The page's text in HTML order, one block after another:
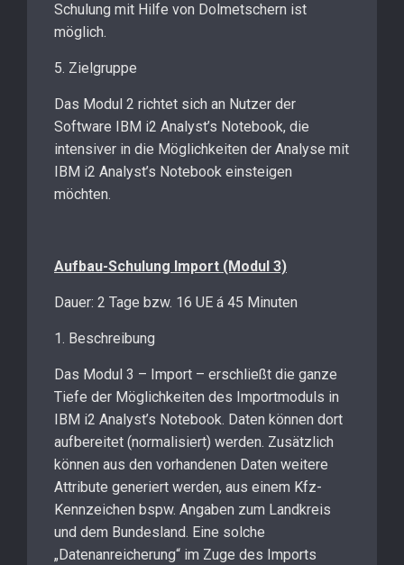
Schulung mit Hilfe von Dolmetschern ist
möglich.
5. Zielgruppe
Das Modul 2 richtet sich an Nutzer der
Software IBM i2 Analyst’s Notebook, die
intensiver in die Möglichkeiten der Analyse mit
IBM i2 Analyst’s Notebook einsteigen
möchten.
Aufbau-Schulung Import (Modul 3)
Dauer: 2 Tage bzw. 16 UE á 45 Minuten
1. Beschreibung
Das Modul 3 – Import – erschließt die ganze
Tiefe der Möglichkeiten des Importmoduls in
IBM i2 Analyst’s Notebook. Daten können dort
aufbereitet (normalisiert) werden. Zusätzlich
können aus den vorhandenen Daten weitere
Attribute generiert werden, aus einem Kfz-
Kennzeichen bspw. Angaben zum Landkreis
und dem Bundesland. Eine solche
„Datenanreicherung“ im Zuge des Imports